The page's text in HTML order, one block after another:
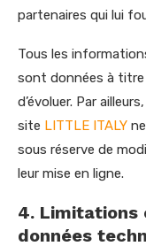
partenaires qui lui
Tous les
sont données à
d’évoluer. Par
site LITTLE ITALY
sous réserve de
leur mise en ligne.
4. Limitations
données